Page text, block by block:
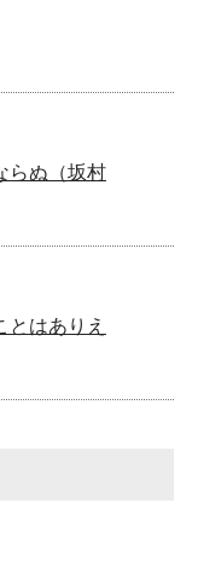
らぬ（坂村
とはありえ